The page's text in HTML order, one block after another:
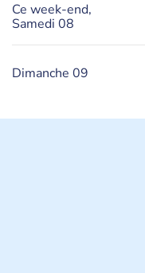
Ce week-end,
Samedi 08
Dimanche 09